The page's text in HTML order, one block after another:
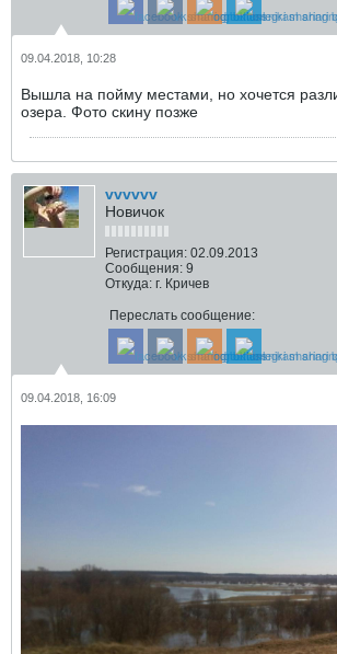
09.04.2018, 10:28
Вышла на пойму местами, но хочется
озера. Фото скину позже
vvvvvv
Новичок
Регистрация: 02.09.2013
Сообщения: 9
Откуда: г. Кричев
Переслать сообщение:
09.04.2018, 16:09